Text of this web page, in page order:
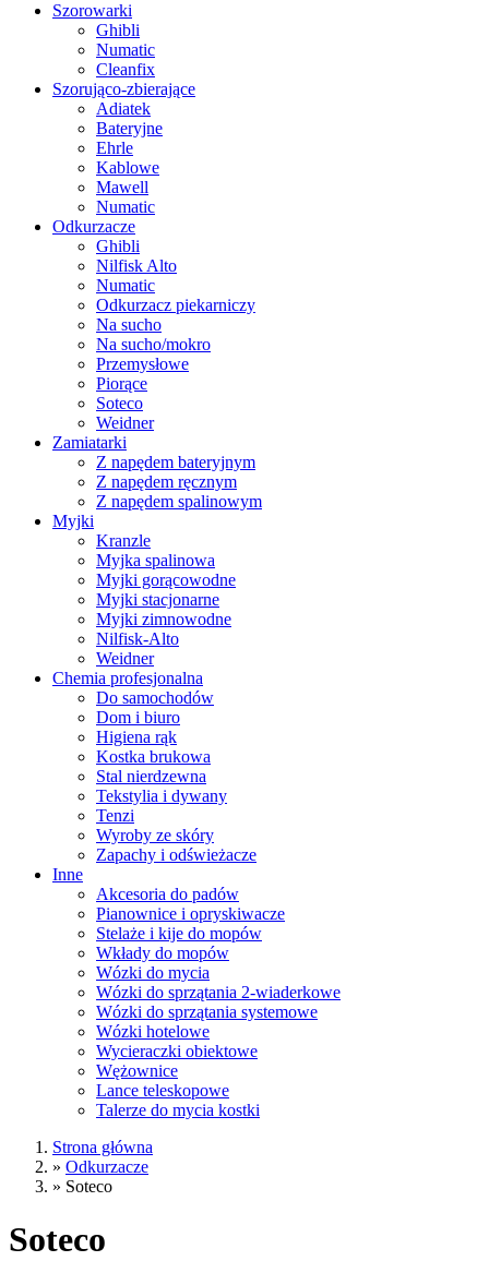
Szorowarki
Ghibli
Numatic
Cleanfix
Szorująco-zbierające
Adiatek
Bateryjne
Ehrle
Kablowe
Mawell
Numatic
Odkurzacze
Ghibli
Nilfisk Alto
Numatic
Odkurzacz piekarniczy
Na sucho
Na sucho/mokro
Przemysłowe
Piorące
Soteco
Weidner
Zamiatarki
Z napędem bateryjnym
Z napędem ręcznym
Z napędem spalinowym
Myjki
Kranzle
Myjka spalinowa
Myjki gorącowodne
Myjki stacjonarne
Myjki zimnowodne
Nilfisk-Alto
Weidner
Chemia profesjonalna
Do samochodów
Dom i biuro
Higiena rąk
Kostka brukowa
Stal nierdzewna
Tekstylia i dywany
Tenzi
Wyroby ze skóry
Zapachy i odświeżacze
Inne
Akcesoria do padów
Pianownice i opryskiwacze
Stelaże i kije do mopów
Wkłady do mopów
Wózki do mycia
Wózki do sprzątania 2-wiaderkowe
Wózki do sprzątania systemowe
Wózki hotelowe
Wycieraczki obiektowe
Wężownice
Lance teleskopowe
Talerze do mycia kostki
Strona główna
» Odkurzacze
» Soteco
Soteco